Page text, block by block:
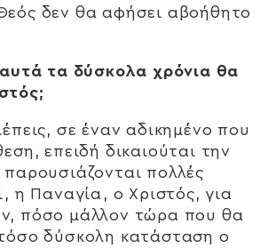
δεν θα αφήσει αβοήθητο
αυτά τα δύσκολα χρόνια θα
σε έναν αδικημένο που
επειδή δικαιούται την
πολλές
η Παναγία, ο Χριστός, για
πόσο μάλλον τώρα που θα
δύσκολη κατάσταση ο